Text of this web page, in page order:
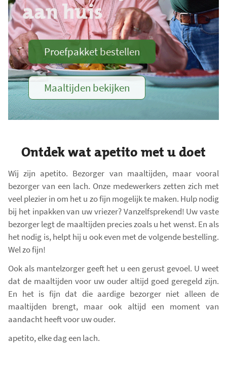
e
r
k
t
.
T
o
t
a
a
a
n
t
a
l
i
m
s
:
aan huis
Proefpakket bestellen
Maaltijden bekijken
Ontdek wat apetito met u doet
Wij zijn apetito. Bezorger van maaltijden, maar vooral
bezorger van een lach. Onze medewerkers zetten zich met
veel plezier in om het u zo fijn mogelijk te maken. Hulp nodig
bij het inpakken van uw vriezer? Vanzelfsprekend! Uw vaste
bezorger legt de maaltijden precies zoals u het wenst. En als
het nodig is, helpt hij u ook even met de volgende bestelling.
Wel zo fijn!
Ook als mantelzorger geeft het u een gerust gevoel. U weet
dat de maaltijden voor uw ouder altijd goed geregeld zijn.
En het is fijn dat die aardige bezorger niet alleen de
maaltijden brengt, maar ook altijd een moment van
aandacht heeft voor uw ouder.
apetito, elke dag een lach.